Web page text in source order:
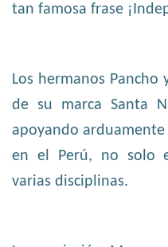
tan famosa frase
Los hermanos Pancho
de su marca Santa
apoyando
en el Perú, no solo
varias disciplinas.